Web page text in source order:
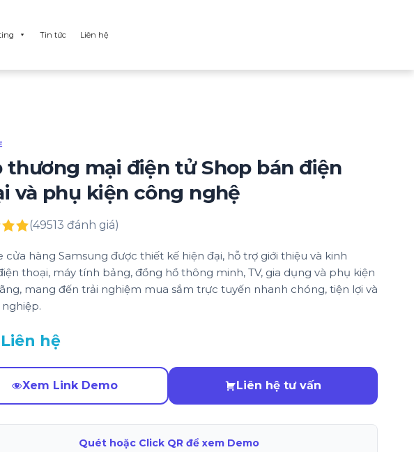
Tin tức Liên hệ
thương mại điện tử Shop bán điện
và phụ kiện công nghệ
(49513 đánh giá)
cửa hàng Samsung được thiết kế hiện đại, hỗ trợ giới thiệu và kinh
thoại, máy tính bảng, đồng hồ thông minh, TV, gia dụng và phụ kiện
mang đến trải nghiệm mua sắm trực tuyến nhanh chóng, tiện lợi và
Liên hệ
Xem Link Demo Liên hệ tư vấn
Quét hoặc Click QR để xem Demo